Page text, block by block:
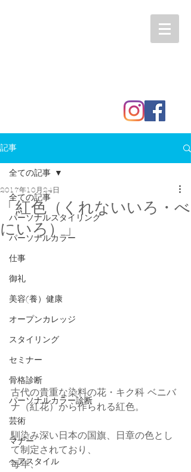
記事
全ての記事
パーソナルスタイリング
パーソナルカラー
仕事
御礼
美容(養）健康
オープンカレッジ
スタイリング
セミナー
骨格診断
パーソナルカラー診断
芸術
マナー
ヘアスタイル
全ての記事
「紅色（くれないいろ・べ
にいろ）」
2017年10月24日
古代の貴重な染料の花・キク科 ベニバ
ナ（紅花）から作られる紅色。
馴染み深い日本の国旗、日章の色とし
て制定されており、
毎年、